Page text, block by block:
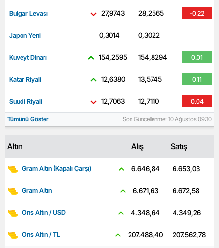
Bulgar Levası 27,9743 28,2565 -0.22
Japon Yeni 0,3014 0,3022
Kuveyt Dinarı 154,2595 154,8294 0.01
Katar Riyali 12,6380 13,5745 0.11
Suudi Riyali 12,7063 12,7110 0.04
Tümünü Göster Son Güncellenme: 10 Ağustos 09:10
Altın Alış Satış
Gram Altın (Kapalı Çarşı) 6.646,84 6.653,03
Gram Altın 6.671,63 6.672,58
Ons Altın / USD 4.348,64 4.349,26
Ons Altın / TL 207.488,40 207.562,78